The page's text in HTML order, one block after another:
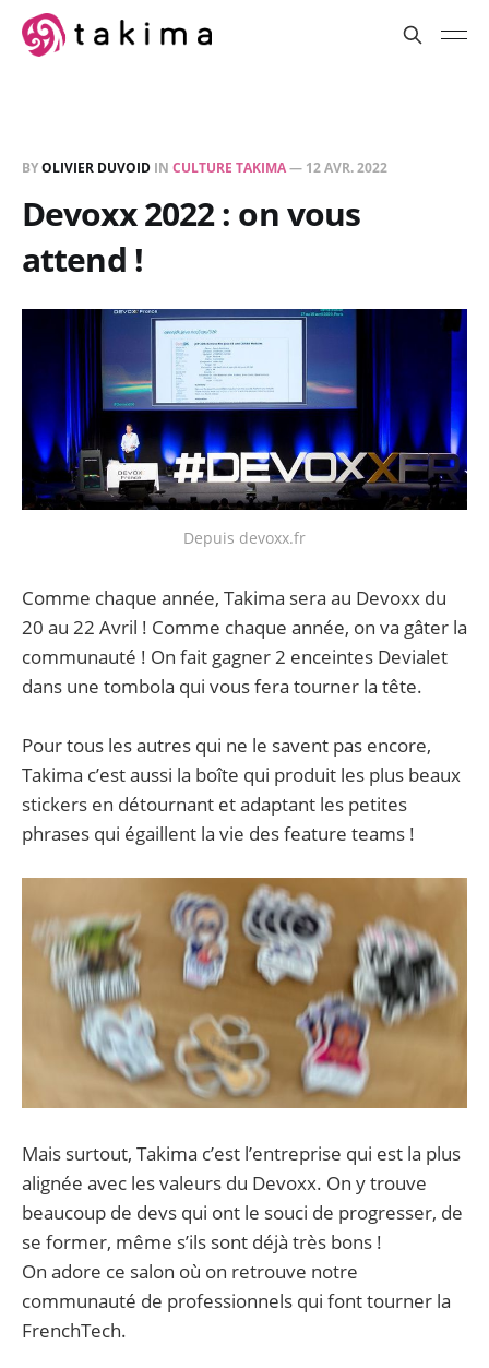
BYOLIVIER DUVOID IN CULTURE TAKIMA— 12 AVR. 2022
Devoxx 2022 : on vous
attend !
Depuis devoxx.fr
Comme chaque année, Takima sera au Devoxx du
20 au 22 Avril ! Comme chaque année, on va gâter la
communauté ! On fait gagner 2 enceintes Devialet
dans une tombola qui vous fera tourner la tête.
Pour tous les autres qui ne le savent pas encore,
Takima c’est aussi la boîte qui produit les plus beaux
stickers en détournant et adaptant les petites
phrases qui égaillent la vie des feature teams !
Mais surtout, Takima c’est l’entreprise qui est la plus
alignée avec les valeurs du Devoxx. On y trouve
beaucoup de devs qui ont le souci de progresser, de
se former, même s’ils sont déjà très bons !
On adore ce salon où on retrouve notre
communauté de professionnels qui font tourner la
FrenchTech.